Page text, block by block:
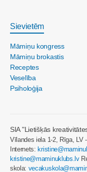
Sievietēm
Māmiņu kongress
Māmiņu brokastis
Receptes
Veselība
Psiholoģija
SIA "Lietišķās
Vīlandes iela 1-2, Rīga, LV
Internets:
kristine@maminuklubs.lv
skola: